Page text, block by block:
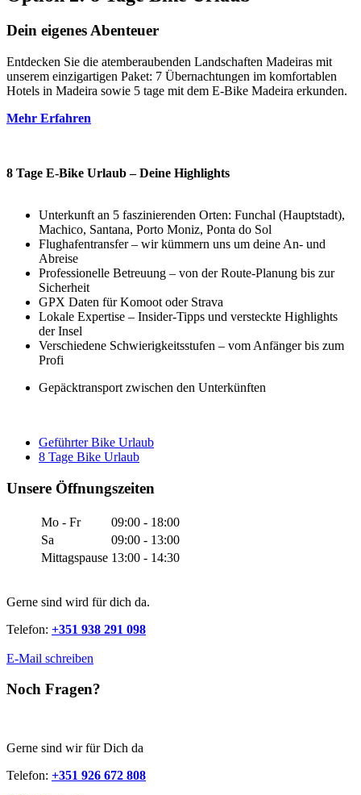
Dein eigenes Abenteuer
Entdecken Sie die atemberaubenden Landschaften Madeiras mit
unserem einzigartigen Paket: 7 Übernachtungen im komfortablen
Hotels in Madeira sowie 5 tage mit dem E-Bike Madeira erkunden.
Mehr Erfahren
8 Tage E-Bike Urlaub – Deine Highlights
Unterkunft an 5 faszinierenden Orten: Funchal (Hauptstadt),
Machico, Santana, Porto Moniz, Ponta do Sol
Flughafentransfer – wir kümmern uns um deine An- und
Abreise
Professionelle Betreuung – von der Route-Planung bis zur
Sicherheit
GPX Daten für Komoot oder Strava
Lokale Expertise – Insider-Tipps und versteckte Highlights
der Insel
Verschiedene Schwierigkeitsstufen – vom Anfänger bis zum
Profi
Gepäcktransport zwischen den Unterkünften
Geführter Bike Urlaub
8 Tage Bike Urlaub
Unsere Öffnungszeiten
Mo - Fr
09:00 - 18:00
Sa
09:00 - 13:00
Mittagspause 13:00 - 14:30
Gerne sind wird für dich da.
Telefon: +351 938 291 098
E-Mail schreiben
Noch Fragen?
Gerne sind wir für Dich da
Telefon: +351 926 672 808